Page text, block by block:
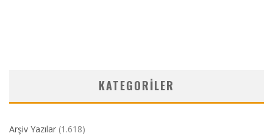
KATEGORILER
Arşiv Yazılar (1.618)